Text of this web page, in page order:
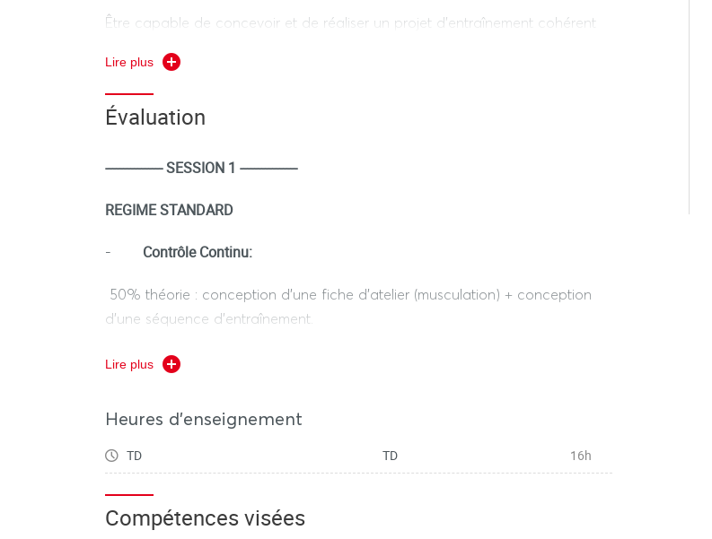
Être capable de concevoir et de réaliser un projet d’entraînement cohérent
Lire plus
Évaluation
---------------- SESSION 1 ----------------
REGIME STANDARD
- Contrôle Continu:
50% théorie : conception d’une fiche d’atelier (musculation) + conception
d’une séquence d’entraînement.
50% pratique : réalisation d’une séquence d’entraînement.
- Contrôle Continu(selon le calendrier des épreuves dérogatoires)
Lire plus
Heures d'enseignement
TD TD 16h
Compétences visées